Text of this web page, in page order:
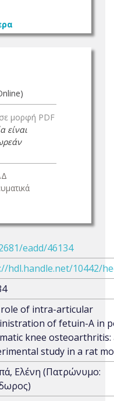
σε μορφή PDF
είναι
eadd/46134
hdl.handle.net/10442/
of intra-articular
of fetuin-A in
knee osteoarthritis:
study in a rat
Ελένη (Πατρώνυμο: